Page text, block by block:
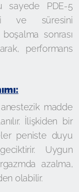
sayede PDE-5
ve süresini
boşalma sonrası
performans
madde
İlişkiden bir
peniste duyu
Uygun
azalma,
olabilir.